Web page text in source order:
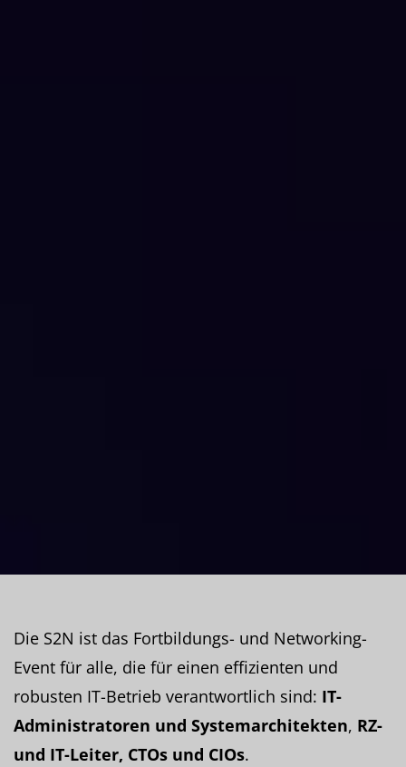
Die S2N ist das Fortbildungs- und Networking-
Event für alle, die für einen effizienten und
robusten IT-Betrieb verantwortlich sind: IT-
Administratoren und Systemarchitekten, RZ-
und IT-Leiter, CTOs und CIOs.